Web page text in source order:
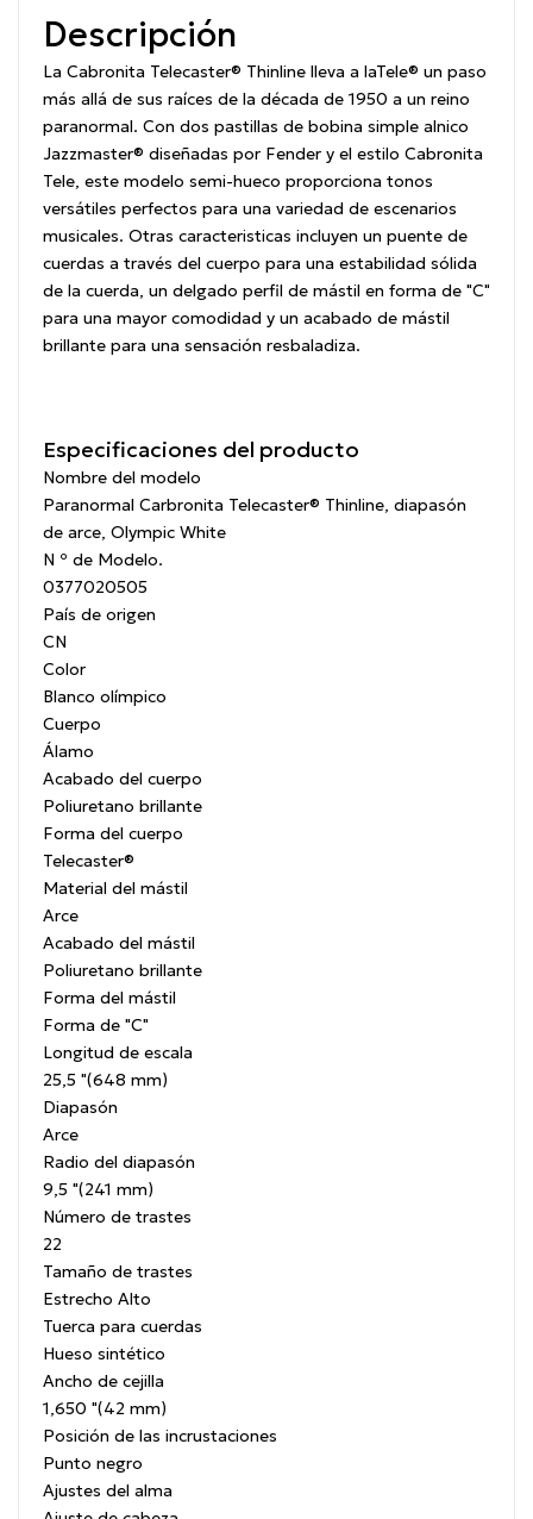
Descripción
La Cabronita Telecaster® Thinline lleva a laTele® un paso
más allá de sus raíces de la década de 1950 a un reino
paranormal. Con dos pastillas de bobina simple alnico
Jazzmaster® diseñadas por Fender y el estilo Cabronita
Tele, este modelo semi-hueco proporciona tonos
versátiles perfectos para una variedad de escenarios
musicales. Otras caracteristicas incluyen un puente de
cuerdas a través del cuerpo para una estabilidad sólida
de la cuerda, un delgado perfil de mástil en forma de "C"
para una mayor comodidad y un acabado de mástil
brillante para una sensación resbaladiza.
Especificaciones del producto
Nombre del modelo
Paranormal Carbronita Telecaster® Thinline, diapasón
de arce, Olympic White
N º de Modelo.
0377020505
País de origen
CN
Color
Blanco olímpico
Cuerpo
Álamo
Acabado del cuerpo
Poliuretano brillante
Forma del cuerpo
Telecaster®
Material del mástil
Arce
Acabado del mástil
Poliuretano brillante
Forma del mástil
Forma de "C"
Longitud de escala
25,5 "(648 mm)
Diapasón
Arce
Radio del diapasón
9,5 "(241 mm)
Número de trastes
22
Tamaño de trastes
Estrecho Alto
Tuerca para cuerdas
Hueso sintético
Ancho de cejilla
1,650 "(42 mm)
Posición de las incrustaciones
Punto negro
Ajustes del alma